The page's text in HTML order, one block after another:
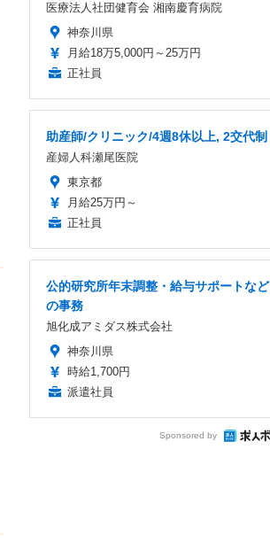
医療法人社団健育会 湘南慶育病院
神奈川県
月給18万5,000円～25万円
正社員
助産師/クリニック/4週8休以上, 2交代制
産婦人科瀬尾医院
東京都
月給25万円～
正社員
公的研究所年末調整・給与サポートなど
の事務
旭化成アミダス株式会社
神奈川県
時給1,700円
派遣社員
Sponsored by